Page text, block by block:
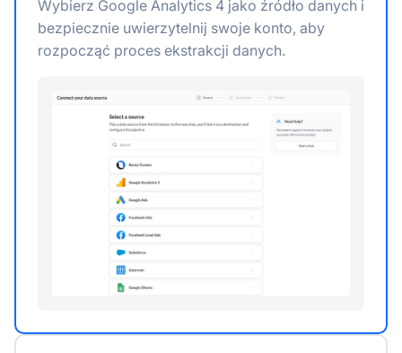
Wybierz Google Analytics 4 jako źródło danych i
bezpiecznie uwierzytelnij swoje konto, aby
rozpocząć proces ekstrakcji danych.